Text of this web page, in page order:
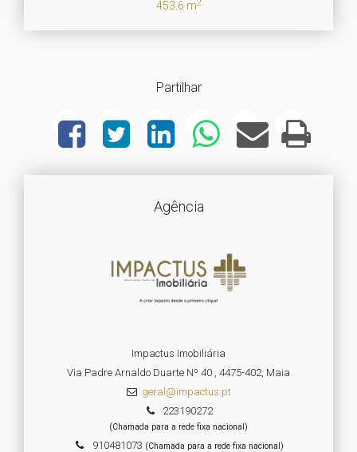
453.6 m2
Partilhar
Agência
Impactus Imobiliária
Via Padre Arnaldo Duarte Nº 40 , 4475-402, Maia
geral@impactus.pt
223190272
(Chamada para a rede fixa nacional)
910481073 (Chamada para a rede fixa nacional)